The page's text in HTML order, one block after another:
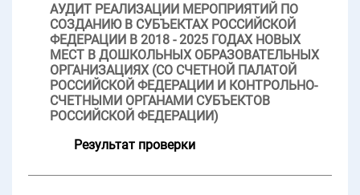
АУДИТ РЕАЛИЗАЦИИ МЕРОПРИЯТИЙ ПО
СОЗДАНИЮ В СУБЪЕКТАХ РОССИЙСКОЙ
ФЕДЕРАЦИИ В 2018 - 2025 ГОДАХ НОВЫХ
МЕСТ В ДОШКОЛЬНЫХ ОБРАЗОВАТЕЛЬНЫХ
ОРГАНИЗАЦИЯХ (СО СЧЕТНОЙ ПАЛАТОЙ
РОССИЙСКОЙ ФЕДЕРАЦИИ И КОНТРОЛЬНО-
СЧЕТНЫМИ ОРГАНАМИ СУБЪЕКТОВ
РОССИЙСКОЙ ФЕДЕРАЦИИ)
Результат проверки